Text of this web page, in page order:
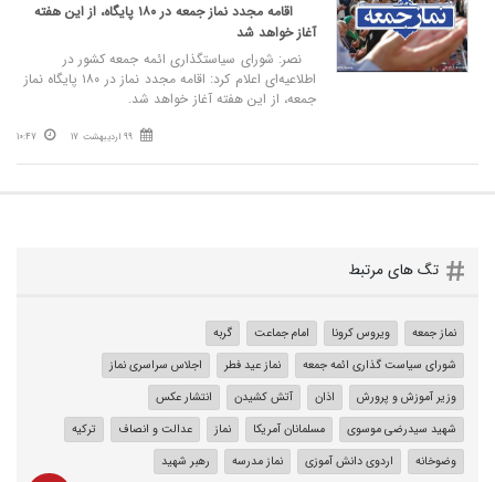
اقامه مجدد نماز جمعه در ۱۸۰ پایگاه، از این هفته
آغاز خواهد شد
نصر: شورای سیاستگذاری ائمه جمعه کشور در
اطلاعیه‌ای اعلام کرد: اقامه مجدد نماز در ۱۸۰ پایگاه نماز
جمعه، از این هفته آغاز خواهد شد.
99 اردیبهشت 17 10:47
تگ های مرتبط
نماز جمعه ویروس کرونا امام جماعت
گربه
شورای سیاست گذاری ائمه جمعه
نماز عید فطر
اجلاس سراسری نماز
وزیر آموزش و پرورش
اذان آتش کشیدن
انتشار عکس
شهید سیدرضی موسوی
مسلمانان آمریکا نماز عدالت و انصاف
ترکیه
وضوخانه‌
اردوی دانش آموزی نماز مدرسه رهبر شهید